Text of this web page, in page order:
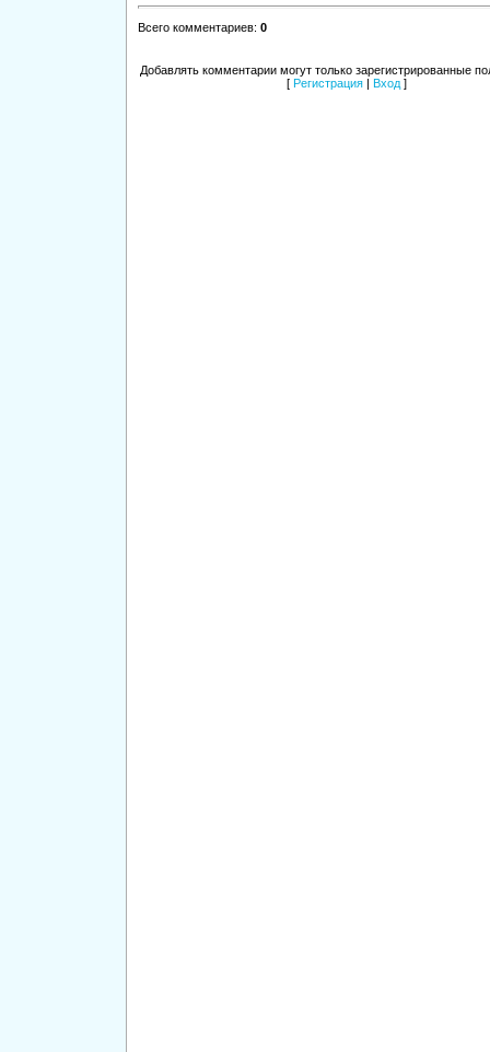
Всего комментариев: 0
Добавлять комментарии могут только зарегистрированные
[ Регистрация Вход ]